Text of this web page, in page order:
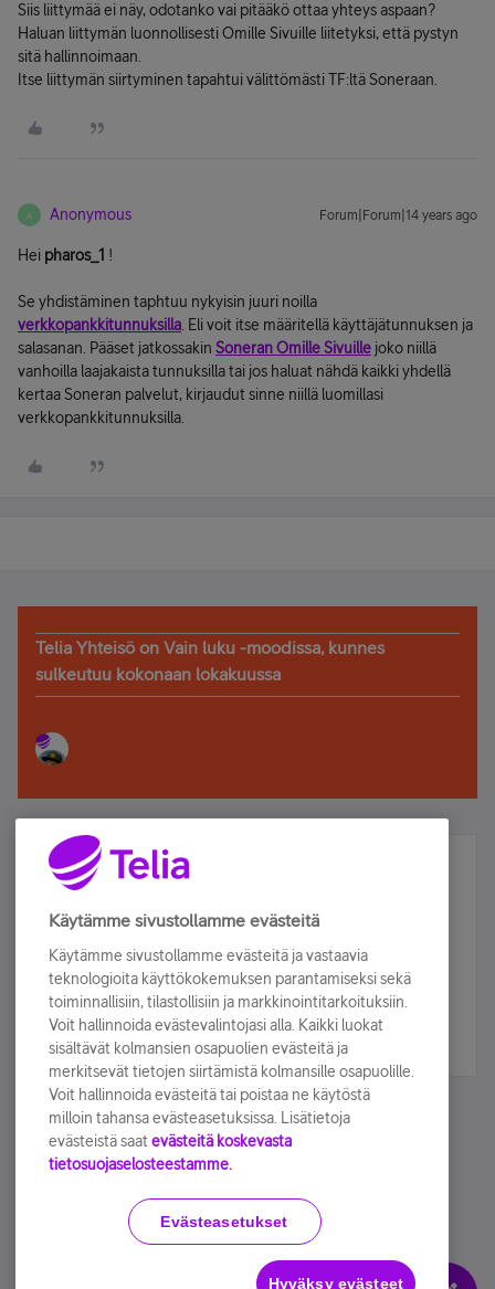
Siis liittymää ei näy, odotanko vai pitääkö ottaa yhteys aspaan?
Haluan liittymän luonnollisesti Omille Sivuille liitetyksi, että pystyn
sitä hallinnoimaan.
Itse liittymän siirtyminen tapahtui välittömästi TF:ltä Soneraan.
A Anonymous Forum|Forum|14 years ago
Hei pharos_1 !
Se yhdistäminen taphtuu nykyisin juuri noilla
verkkopankkitunnuksilla . Eli voit itse määritellä käyttäjätunnuksen ja
salasanan. Pääset jatkossakin Soneran Omille Sivuille joko niillä
vanhoilla laajakaista tunnuksilla tai jos haluat nähdä kaikki yhdellä
kertaa Soneran palvelut, kirjaudut sinne niillä luomillasi
verkkopankkitunnuksilla.
Telia Yhteisö on Vain luku -moodissa, kunnes
sulkeutuu kokonaan lokakuussa
Älä jää paitsi – osallistu ja voita!
Tilaa Telian uutiskirje ja olet mukana arvonnassa.
sähköpostiisi.
Tilaa nyt
Käyttöehdot Accessibility statement
Käytämme sivustollamme evästeitä
Käytämme sivustollamme evästeitä ja vastaavia
teknologioita käyttökokemuksen parantamiseksi sekä
toiminnallisiin, tilastollisiin ja markkinointitarkoituksiin.
Voit hallinnoida evästevalintojasi alla. Kaikki luokat
sisältävät kolmansien osapuolien evästeitä ja
merkitsevät tietojen siirtämistä kolmansille osapuolille.
Voit hallinnoida evästeitä tai poistaa ne käytöstä
milloin tahansa evästeasetuksissa. Lisätietoja
evästeistä saat evästeitä koskevasta
tietosuojaselosteestamme.
Evästeasetukset
Hyväksy evästeet